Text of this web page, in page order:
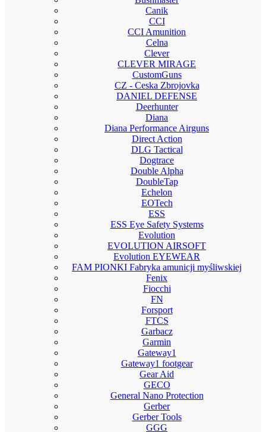
Canik
CCI
CCI Amunition
Celna
Clever
CLEVER MIRAGE
CustomGuns
CZ - Ceska Zbrojovka
DANIEL DEFENSE
Deerhunter
Diana
Diana Performance Airguns
Direct Action
DLG Tactical
Dogtrace
Double Alpha
DoubleTap
Echelon
EOTech
ESS
ESS Eye Safety Systems
Evolution
EVOLUTION AIRSOFT
Evolution EYEWEAR
FAM PIONKI Fabryka amunicji myśliwskiej
Fenix
Fiocchi
FN
Forsport
FTCS
Garbacz
Garmin
Gateway1
Gateway1 footgear
Gear Aid
GECO
General Nano Protection
Gerber
Gerber Tools
GGG